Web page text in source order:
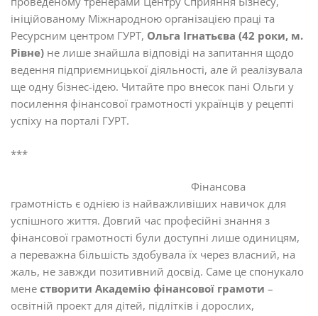
ініційованому Міжнародною організацією праці та
Ресурсним центром ГУРТ, Ольга Ігнатьєва (42 роки, м.
Рівне) не лише знайшла відповіді на запитання щодо
ведення підприємницької діяльності, але й реалізувала
ще одну бізнес-ідею. Читайте про внесок пані Ольги у
посилення фінансової грамотності українців у рецепті
успіху на порталі ГУРТ.
***
Фінансова
грамотність є однією із найважливіших навичок для
успішного життя. Довгий час професійні знання з
фінансової грамотності були доступні лише одиницям,
а переважна більшість здобувала їх через власний, на
жаль, не завжди позитивний досвід. Саме це спонукало
мене створити Академію фінансової грамоти –
освітній проект для дітей, підлітків і дорослих,